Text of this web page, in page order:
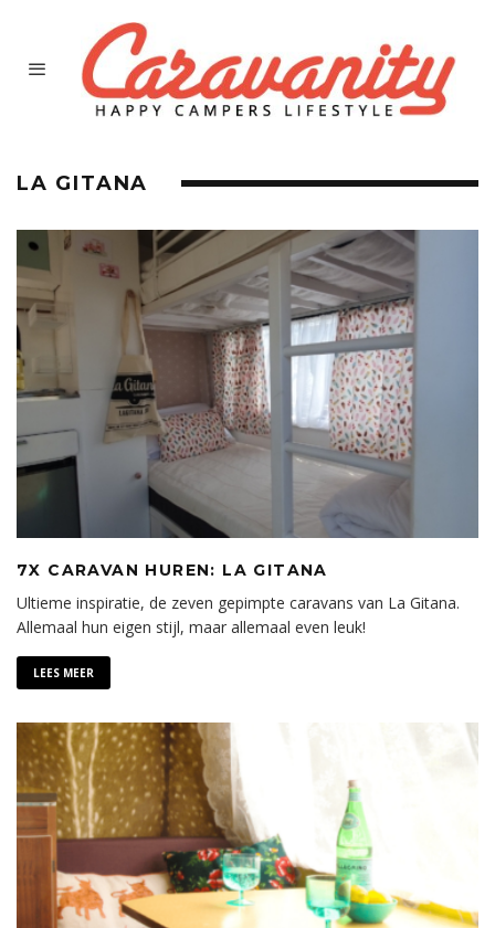
LA GITANA
7X CARAVAN HUREN: LA GITANA
Ultieme inspiratie, de zeven gepimpte caravans van La Gitana.
Allemaal hun eigen stijl, maar allemaal even leuk!
LEES MEER